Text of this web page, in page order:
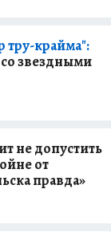
тру-крайма":
звездными
не допустить
от
правда»